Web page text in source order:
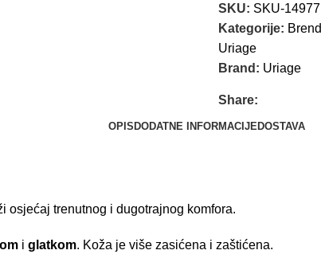
SKU: SKU-14977
Kategorije: Brend
Uriage
Brand: Uriage
Share:
OPISDODATNE INFORMACIJEDOSTAVA
osjećaj trenutnog i dugotrajnog komfora.
i glatkom. Koža je više zasićena i zaštićena.